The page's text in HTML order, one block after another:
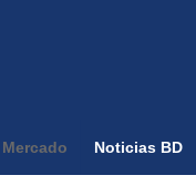
Mercado Noticias BD